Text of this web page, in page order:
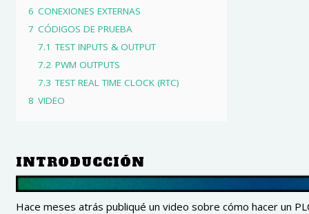
6 CONEXIONES EXTERNAS
7 CÓDIGOS DE PRUEBA
7.1 TEST INPUTS & OUTPUT
7.2 PWM OUTPUTS
7.3 TEST REAL TIME CLOCK (RTC)
8 VIDEO
INTRODUCCIÓN
Hace meses atrás publiqué un video sobre cómo hacer un